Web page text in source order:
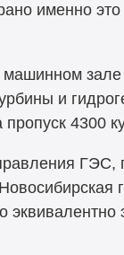
именно
машинном зале
и
пропуск 4300
ГЭС,